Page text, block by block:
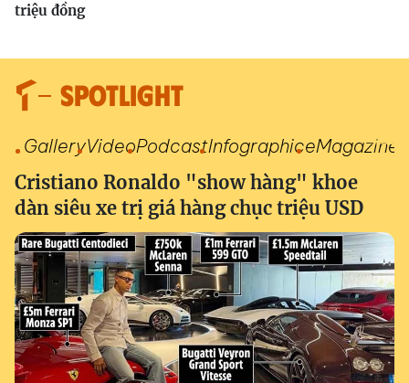
triệu đồng
SPOTLIGHT
GalleryVideoPodcastInfographiceMagazine
Cristiano Ronaldo "show hàng" khoe
dàn siêu xe trị giá hàng chục triệu USD